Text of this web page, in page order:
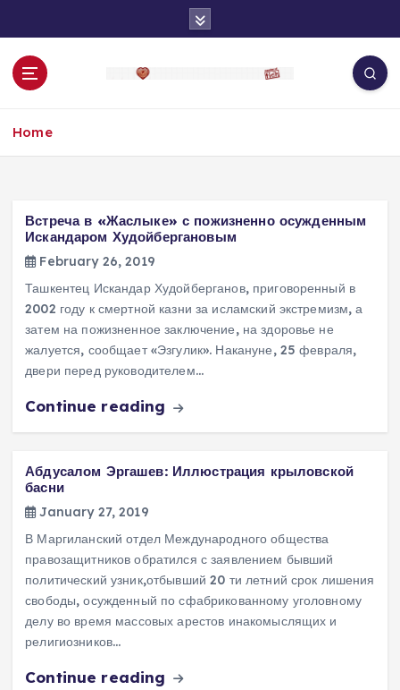
o
Home
Встреча в «Жаслыке» с пожизненно осужденным
Искандаром Худойбергановым
February 26, 2019
Ташкентец Искандар Худойберганов, приговоренный в
2002 году к смертной казни за исламский экстремизм, а
затем на пожизненное заключение, на здоровье не
жалуется, сообщает «Эзгулик». Накануне, 25 февраля,
двери перед руководителем…
Continue reading
Абдусалом Эргашев: Иллюстрация крыловской
басни
January 27, 2019
В Маргиланский отдел Международного общества
правозащитников обратился с заявлением бывший
политический узник,отбывший 20 ти летний срок лишения
свободы, осужденный по сфабрикованному уголовному
делу во время массовых арестов инакомыслящих и
религиозников…
Continue reading